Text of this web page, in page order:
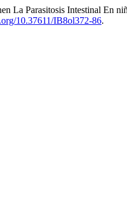
La Parasitosis Intestinal En
10.37611/IB8ol372-86.